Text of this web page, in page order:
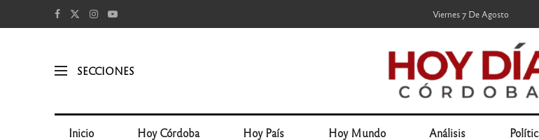
Viernes 7 De Agosto
SECCIONES
Inicio Hoy Córdoba Hoy País Hoy Mundo Análisis